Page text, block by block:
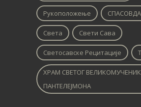
Рукоположење
Света Свети Сава
Светосавске Рецитације
ХРАМ СВЕТОГ
ПАНТЕЛЕЈМОНА